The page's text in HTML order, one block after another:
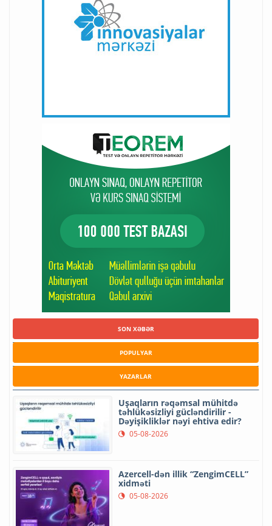
SON XƏBƏR
POPULYAR
YAZARLAR
Uşaqların rəqəmsal mühitdə
təhlükəsizliyi gücləndirilir -
Dəyişikliklər nəyi ehtiva edir?
05-08-2026
Azercell-dən illik “ZengimCELL”
xidməti
05-08-2026